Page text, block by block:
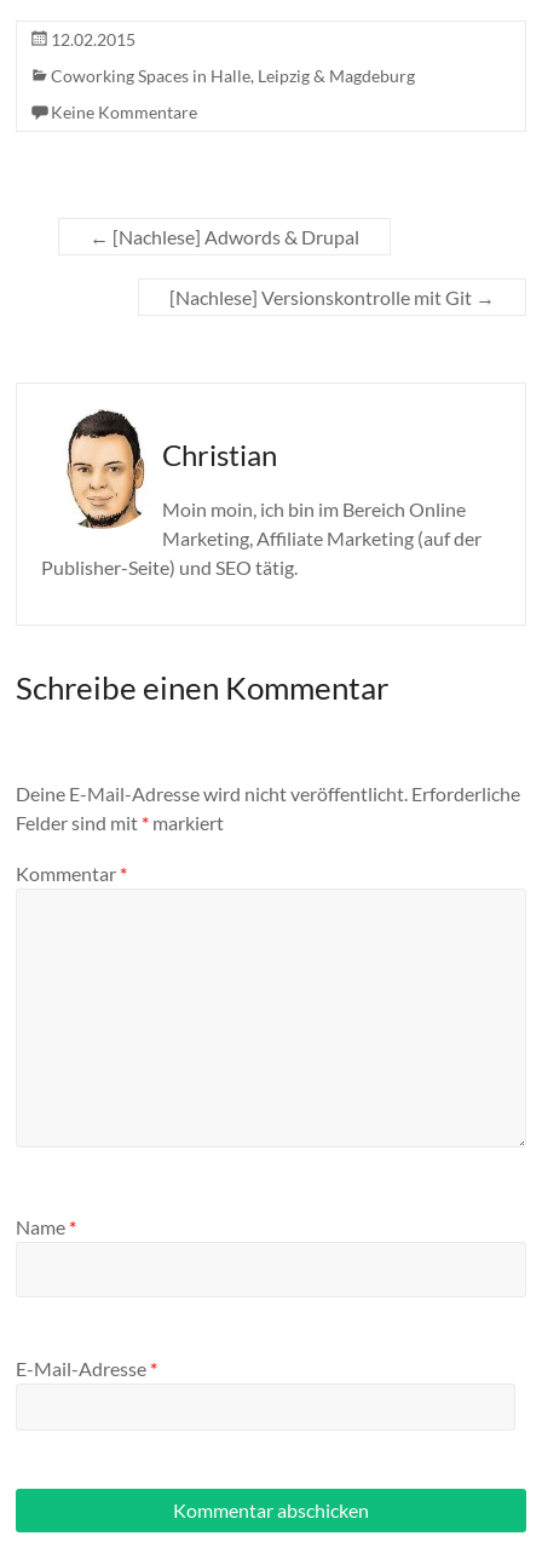
12.02.2015
Coworking Spaces in Halle, Leipzig & Magdeburg
Keine Kommentare
← [Nachlese] Adwords & Drupal
[Nachlese] Versionskontrolle mit Git →
Christian
Moin moin, ich bin im Bereich Online
Marketing, Affiliate Marketing (auf der
Publisher-Seite) und SEO tätig.
Schreibe einen Kommentar
Deine E-Mail-Adresse wird nicht veröffentlicht. Erforderliche
Felder sind mit * markiert
Kommentar *
Name *
E-Mail-Adresse *